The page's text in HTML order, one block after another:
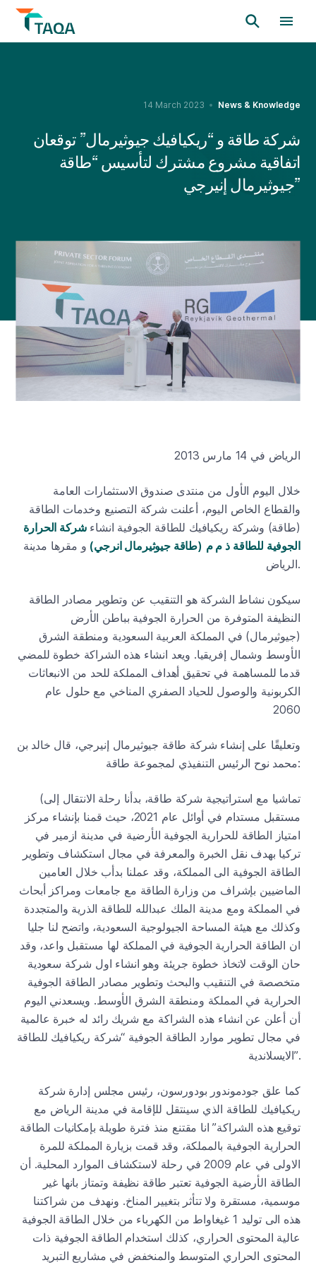
News & Knowledge
14 March 2023
شركة طاقة و “ريكيافيك جيوثيرمال” توقعان
اتفاقية مشروع مشترك لتأسيس “طاقة
جيوثيرمال إنيرجي”
الرياض في 14 مارس 2013
خلال اليوم الأول من منتدى صندوق الاستثمارات العامة
والقطاع الخاص اليوم، أعلنت شركة التصنيع وخدمات الطاقة
(طاقة) وشركة ريكيافيك للطاقة الجوفية انشاءشركة الحرارة
الجوفية للطاقة ذ م م (طاقة جيوثيرمال انرجي) و مقرها مدينة
الرياض.
سيكون نشاط الشركة هو التنقيب عن وتطوير مصادر الطاقة
النظيفة المتوفرة من الحرارة الجوفية بباطن الأرض
(جيوثيرمال) في المملكة العربية السعودية ومنطقة الشرق
الأوسط وشمال إفريقيا. ويعد انشاء هذه الشراكة خطوة للمضي
قدما للمساهمة في تحقيق أهداف المملكة للحد من الانبعاثات
الكربونية والوصول للحياد الصفري المناخي مع حلول عام
2060
وتعليقًا على إنشاء شركة طاقة جيوثيرمال إنيرجي، قال خالد بن
محمد نوح الرئيس التنفيذي لمجموعة طاقة:
(تماشيا مع استراتيجية شركة طاقة، بدأنا رحلة الانتقال إلى
مستقبل مستدام في أوائل عام 2021، حيث قمنا بإنشاء مركز
امتياز الطاقة للحرارية الجوفية الأرضية في مدينة ازمير في
تركيا بهدف نقل الخبرة والمعرفة في مجال استكشاف وتطوير
الطاقة الجوفية الى المملكة، وقد عملنا بدأب خلال العامين
الماضيين بإشراف من وزارة الطاقة مع جامعات ومراكز أبحاث
في المملكة ومع مدينة الملك عبدالله للطاقة الذرية والمتجددة
وكذلك مع هيئة المساحة الجيولوجية السعودية، واتضح لنا جليا
ان الطاقة الحرارية الجوفية في المملكة لها مستقبل واعد، وقد
حان الوقت لاتخاذ خطوة جريئة وهو انشاء اول شركة سعودية
متخصصة في التنقيب والبحث وتطوير مصادر الطاقة الجوفية
الحرارية في المملكة ومنطقة الشرق الأوسط. ويسعدني اليوم
أن أعلن عن انشاء هذه الشراكة مع شريك رائد له خبرة عالمية
في مجال تطوير موارد الطاقة الجوفية “شركة ريكيافيك للطاقة
الايسلاندية”.
كما علق جودموندور بودورسون، رئيس مجلس إدارة شركة
ريكيافيك للطاقة الذي سينتقل للإقامة في مدينة الرياض مع
توقيع هذه الشراكة” انا مقتنع منذ فترة طويلة بإمكانيات الطاقة
الحرارية الجوفية بالمملكة، وقد قمت بزيارة المملكة للمرة
الاولى في عام 2009 في رحلة لاستكشاف الموارد المحلية. أن
الطاقة الأرضية الجوفية تعتبر طاقة نظيفة وتمتاز بانها غير
موسمية، مستقرة ولا تتأثر بتغيير المناخ. ونهدف من شراكتنا
هذه الى توليد 1 غيغاواط من الكهرباء من خلال الطاقة الجوفية
عالية المحتوى الحراري، كذلك استخدام الطاقة الجوفية ذات
المحتوى الحراري المتوسط والمنخفض في مشاريع التبريد